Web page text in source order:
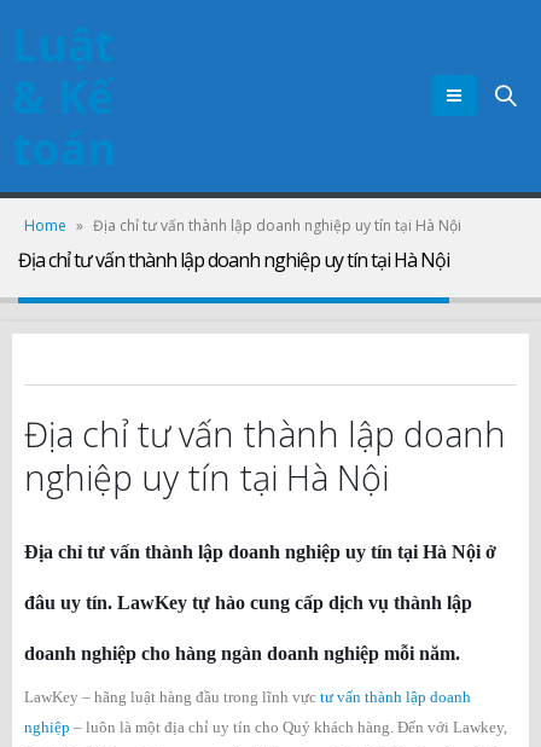
Luật
& Kế
toán
Home » Địa chỉ tư vấn thành lập doanh nghiệp uy tín tại Hà Nội
Địa chỉ tư vấn thành lập doanh nghiệp uy tín tại Hà Nội
Địa chỉ tư vấn thành lập doanh
nghiệp uy tín tại Hà Nội
Địa chỉ tư vấn thành lập doanh nghiệp uy tín tại Hà Nội ở
đâu uy tín. LawKey tự hào cung cấp dịch vụ thành lập
doanh nghiệp cho hàng ngàn doanh nghiệp mỗi năm.
LawKey – hãng luật hàng đầu trong lĩnh vực tư vấn thành lập doanh
nghiệp – luôn là một địa chỉ uy tín cho Quý khách hàng. Đến với Lawkey,